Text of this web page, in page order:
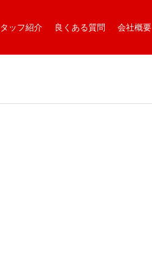
ッフ紹介 良くある質問 会社概要